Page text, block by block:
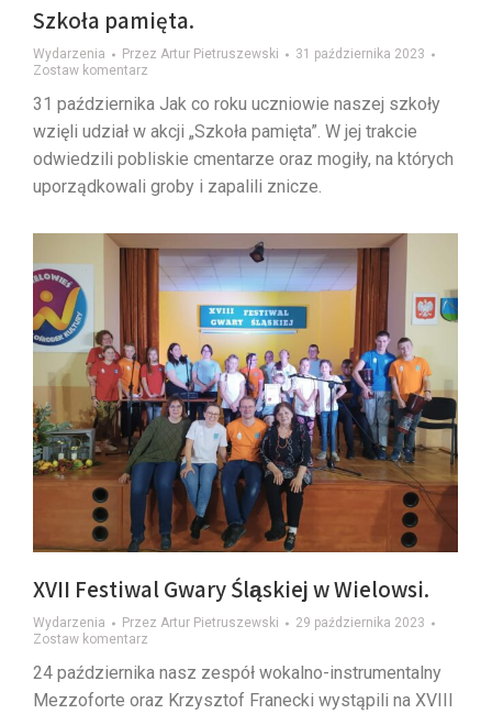
Szkoła pamięta.
Wydarzenia Przez Artur Pietruszewski
31 października 2023
Zostaw komentarz
31 października Jak co roku uczniowie naszej szkoły
wzięli udział w akcji „Szkoła pamięta”. W jej trakcie
odwiedzili pobliskie cmentarze oraz mogiły, na których
uporządkowali groby i zapalili znicze.
XVII Festiwal Gwary Śląskiej w Wielowsi.
Wydarzenia Przez Artur Pietruszewski
29 października 2023
Zostaw komentarz
24 października nasz zespół wokalno-instrumentalny
Mezzoforte oraz Krzysztof Franecki wystąpili na XVIII